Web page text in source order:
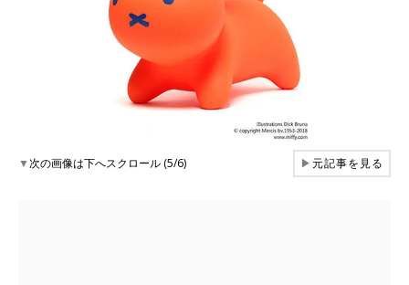
▼次の画像は下へスクロール (5/6) ▶元記事を見る